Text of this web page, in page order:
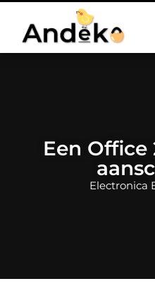
Een Office
Electronica